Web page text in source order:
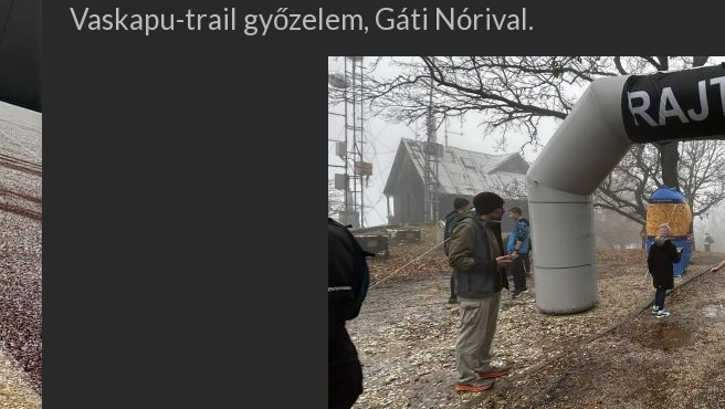
Vaskapu-trail győzelem, Gáti Nórival.